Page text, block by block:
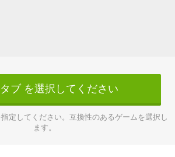
ブ を選択してください
定してください。互換性のあるゲームを選択し
ます。